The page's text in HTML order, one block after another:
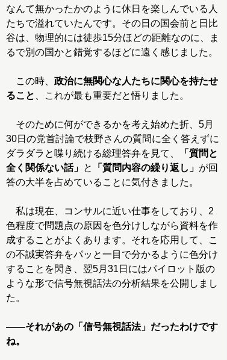
なんて無かったかのように休日を楽しんでいる人
たちで溢れていたんです。その日の国会前と日比
谷は、物理的には徒歩15分ほどの距離なのに、ま
るで別の国かと錯覚するほどに遠く感じました。
この時、 政治に無関心な人たちに関心を持たせ
ること
、これが最も重要だと悟りました。
そのために何ができるかを考え始めた折、5月
30日の党首討論で枝野さんの質問に全く答えずに
ダラダラと喋り続ける総理答弁を見て、
「質問と
全く関係ない話」 と 「質問内容の繰り返し」 が回
答の大半を占めていることに気付きました。
私は現在、コンサルに近い仕事をしており、2
色程度で問題点の原因を色分けしながら資料を作
成することがよくあります。それを応用して、こ
の不誠実答弁をパッと一目で分かるように色分け
することを閃き、翌5月31日にはパイロット版の
ような形で信号無視話法の分析結果を公開しまし
た。
――それがあの「信号無視話法」だったわけです
ね。